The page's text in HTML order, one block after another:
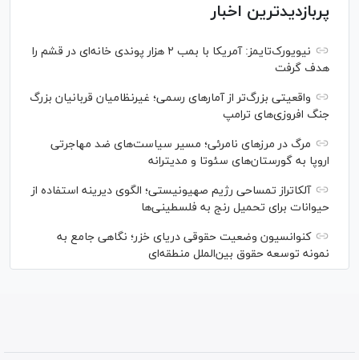
پربازدیدترین اخبار
نیویورک‌تایمز: آمریکا با بمب ۲ هزار پوندی خانه‌ای در قشم را
هدف گرفت
واقعیتی بزرگ‌تر از آمار‌های رسمی؛ غیرنظامیان قربانیان بزرگ
جنگ افروزی‌های ترامپ
مرگ در مرز‌های نامرئی؛ مسیر سیاست‌های ضد مهاجرتی
اروپا به گورستان‌های سئوتا و مدیترانه
آلکاتراز تمساحی رژیم صهیونیستی؛ الگوی دیرینه استفاده از
حیوانات برای تحمیل رنج به فلسطینی‌ها
کنوانسیون وضعیت حقوقی دریای خزر؛ نگاهی جامع به
نمونه توسعه حقوق بین‌الملل منطقه‌ای